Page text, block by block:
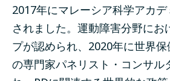
2017年にマレーシア科学アカ
されました。運動障害分野にお
プが認められ、2020年に世界保
の専門家パネリスト・コンサル